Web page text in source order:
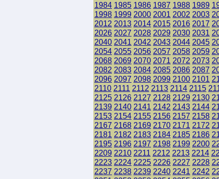
1984 1985 1986 1987 1988 1989
1998 1999 2000 2001 2002 2003
2012 2013 2014 2015 2016 2017
2026 2027 2028 2029 2030 2031
2040 2041 2042 2043 2044 2045
2054 2055 2056 2057 2058 2059
2068 2069 2070 2071 2072 2073
2082 2083 2084 2085 2086 2087
2096 2097 2098 2099 2100 2101
2110 2111 2112 2113 2114 2115
2125 2126 2127 2128 2129 2130
2139 2140 2141 2142 2143 2144
2153 2154 2155 2156 2157 2158
2167 2168 2169 2170 2171 2172
2181 2182 2183 2184 2185 2186
2195 2196 2197 2198 2199 2200
2209 2210 2211 2212 2213 2214
2223 2224 2225 2226 2227 2228
2237 2238 2239 2240 2241 2242